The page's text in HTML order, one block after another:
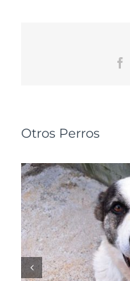
Otros Perros